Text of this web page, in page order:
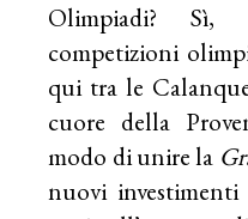
Olimpiadi? Sì,
competizioni
qui tra le
cuore della
modo di unire la
nuovi